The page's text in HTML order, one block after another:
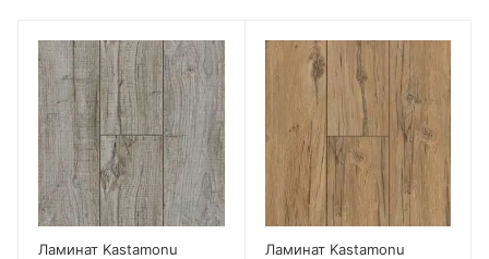
Ламинат Kastamonu
Ламинат Kastamonu